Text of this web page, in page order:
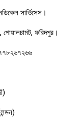
সার্ভিসেস।
গোয়ালচামট, ফরিদপুর।